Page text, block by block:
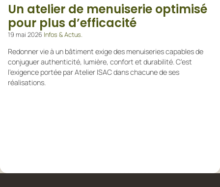
Un atelier de menuiserie optimisé
pour plus d’efficacité
19 mai 2026 Infos & Actus.
Redonner vie à un bâtiment exige des menuiseries capables de
conjuguer authenticité, lumière, confort et durabilité. C’est
l’exigence portée par Atelier ISAC dans chacune de ses
réalisations.